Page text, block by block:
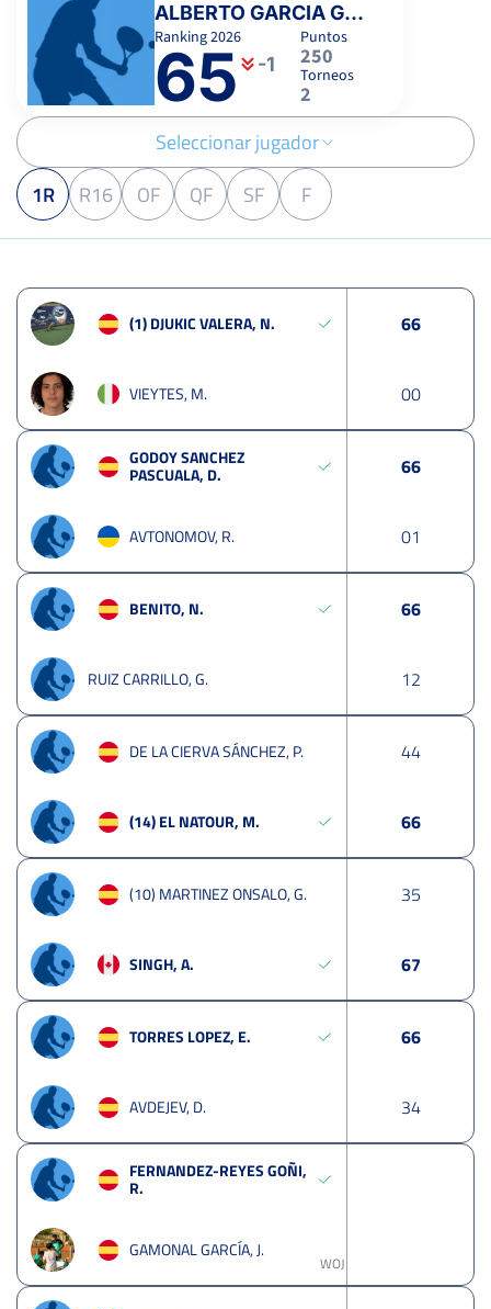
ALBERTO GARCIA GARCIA
Ranking2026
65 -1
Puntos
250
Torneos
2
1R R16 OF QF SF F
Seleccionar jugador
(1) DJUKIC VALERA, N. 66
VIEYTES, M. 00
GODOY SANCHEZ
PASCUALA, D. 66
AVTONOMOV, R. 01
BENITO, N. 66
RUIZ CARRILLO, G. 12
DE LA CIERVA SÁNCHEZ, P. 44
(14) EL NATOUR, M. 66
(10) MARTINEZ ONSALO, G. 35
SINGH, A. 67
TORRES LOPEZ, E. 66
AVDEJEV, D. 34
FERNANDEZ-REYES GOÑI,
R.
GAMONAL GARCÍA, J.
WOJ